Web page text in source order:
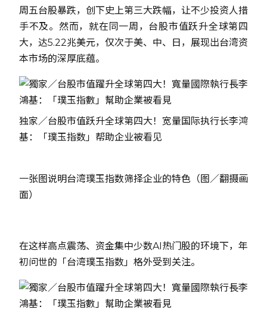
周五台股暴跌，创下史上第三大跌幅，让不少投资人措
手不及。然而，就在同一周，台股市值跃升全球第四
大，达5.22兆美元，仅次于美、中、日，展现出台湾资
本市场的深厚底蕴。
独家／台股市值跃升全球第四大！宽量国际执行长李鸿
基：「璞玉指数」帮助企业被看见
一张图说明台湾璞玉指数筛择企业的特色（图／翻摄画
面）
在这样高点震荡、资金集中少数AI热门股的环境下，年
初问世的「台湾璞玉指数」格外受到关注。